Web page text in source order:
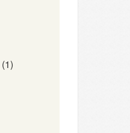
(1)